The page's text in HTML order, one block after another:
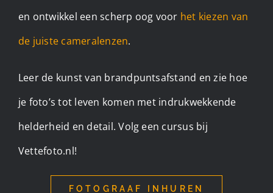
en ontwikkel een scherp oog voor het kiezen van
de juiste cameralenzen.
Leer de kunst van brandpuntsafstand en zie hoe
je foto’s tot leven komen met indrukwekkende
helderheid en detail. Volg een cursus bij
Vettefoto.nl!
FOTOGRAAF INHUREN